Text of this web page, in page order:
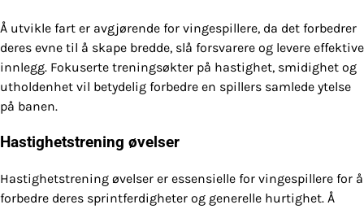
Å utvikle fart er avgjørende for vingespillere, da det forbedrer
deres evne til å skape bredde, slå forsvarere og levere effektive
innlegg. Fokuserte treningsøkter på hastighet, smidighet og
utholdenhet vil betydelig forbedre en spillers samlede ytelse
på banen.
Hastighetstrening øvelser
Hastighetstrening øvelser er essensielle for vingespillere for å
forbedre deres sprintferdigheter og generelle hurtighet. Å